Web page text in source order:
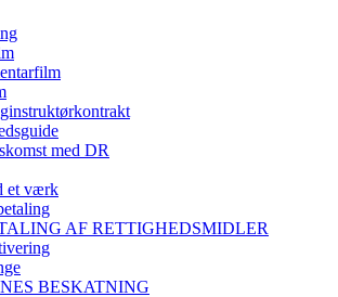
med DR
et værk
AF RETTIGHEDSMIDLER
BESKATNING